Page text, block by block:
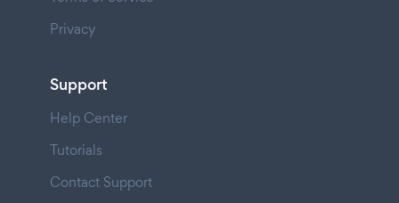
Privacy
Support
Help Center
Tutorials
Contact Support